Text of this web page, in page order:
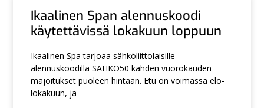
Ikaalinen Span alennuskoodi
käytettävissä lokakuun loppuun
Ikaalinen Spa tarjoaa sähköliittolaisille
alennuskoodilla SAHKO50 kahden vuorokauden
majoitukset puoleen hintaan. Etu on voimassa elo-
lokakuun, ja